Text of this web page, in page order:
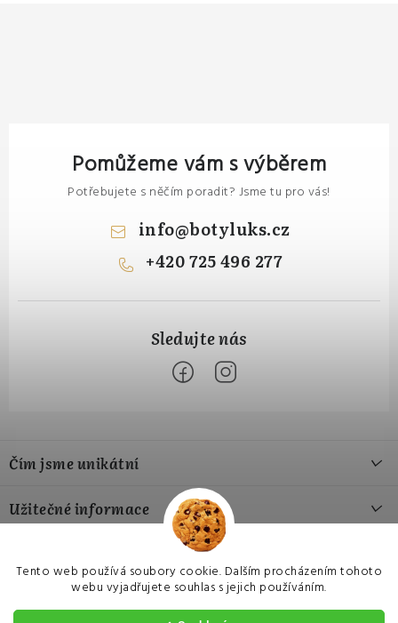
Tento web používá soubory cookie. Dalším procházením tohoto
webu vyjadřujete souhlas s jejich používáním.
Pomůžeme vám s výběrem
Potřebujete s něčím poradit? Jsme tu pro vás!
info@botyluks.cz
+420 725 496 277
p
a
t
Čím jsme unikátní
Náš příběh
Užitečné informace
Jak si vybrat správnou velikost
Hodnocení obchodu
Výměna a vrácení
Czech EU USA